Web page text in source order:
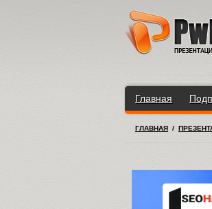
Главная
ГЛАВНАЯ /